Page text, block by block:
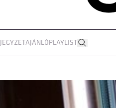
JEGYZETAJÁNLÓPLAYLIST